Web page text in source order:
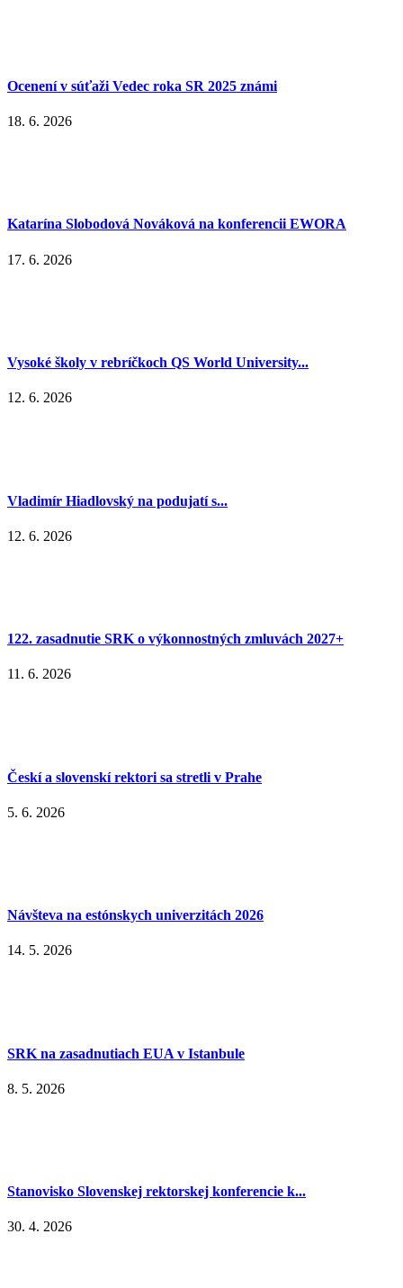
Ocenení v súťaži Vedec roka SR 2025 známi
18. 6. 2026
Katarína Slobodová Nováková na konferencii EWORA
17. 6. 2026
Vysoké školy v rebríčkoch QS World University...
12. 6. 2026
Vladimír Hiadlovský na podujatí s...
12. 6. 2026
122. zasadnutie SRK o výkonnostných zmluvách 2027+
11. 6. 2026
Českí a slovenskí rektori sa stretli v Prahe
5. 6. 2026
Návšteva na estónskych univerzitách 2026
14. 5. 2026
SRK na zasadnutiach EUA v Istanbule
8. 5. 2026
Stanovisko Slovenskej rektorskej konferencie k...
30. 4. 2026